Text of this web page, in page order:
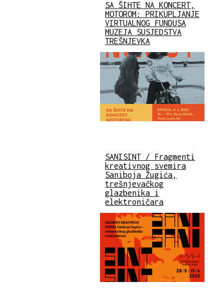
SA ŠIHTE NA KONCERT,
MOTOROM: PRIKUPLJANJE
VIRTUALNOG FUNDUSA
MUZEJA SUSJEDSTVA
TREŠNJEVKA
SANISINT / Fragmenti
kreativnog svemira
Saniboja Žugića,
trešnjevačkog
glazbenika i
elektroničara